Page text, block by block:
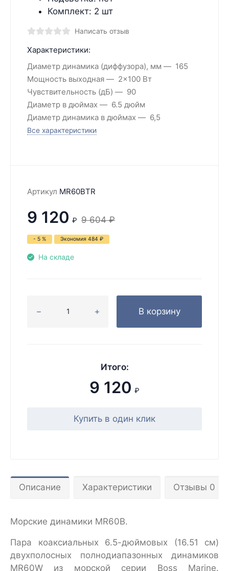
Комплект: 2 шт
Написать отзыв
Характеристики:
Диаметр динамика (диффузора), мм
165
Мощность выходная
2x100 Вт
Чувствительность (дБ)
90
Диаметр в дюймах
6.5 дюйм
Диаметр динамика в дюймах
6,5
Все характеристики
Артикул MR60BTR
9 120 ₽ 9 604 ₽
- 5 % Экономия 484 ₽
На складе
В корзину
Итого:
9 120 ₽
Купить в один клик
Описание Характеристики Отзывы 0
Морские динамики MR60B.
Пара коаксиальных 6.5-дюймовых (16.51 см)
двухполосных полнодиапазонных динамиков
MR60W из морской серии Boss Marine.